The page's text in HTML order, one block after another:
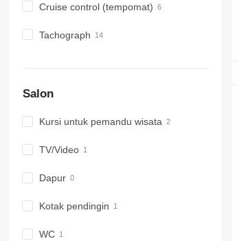
Cruise control (tempomat)
Tachograph
Salon
Kursi untuk pemandu wisata
TV/Video
Dapur
Kotak pendingin
WC